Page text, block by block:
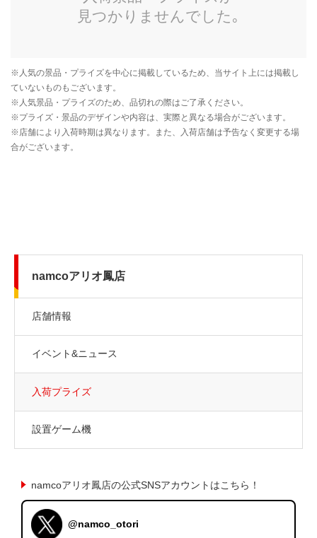
namcoアリオ鳳店
店舗情報
イベント&ニュース
入荷プライズ
設置ゲーム機
namcoアリオ鳳店の公式SNSアカウントはこちら！
@namco_otori